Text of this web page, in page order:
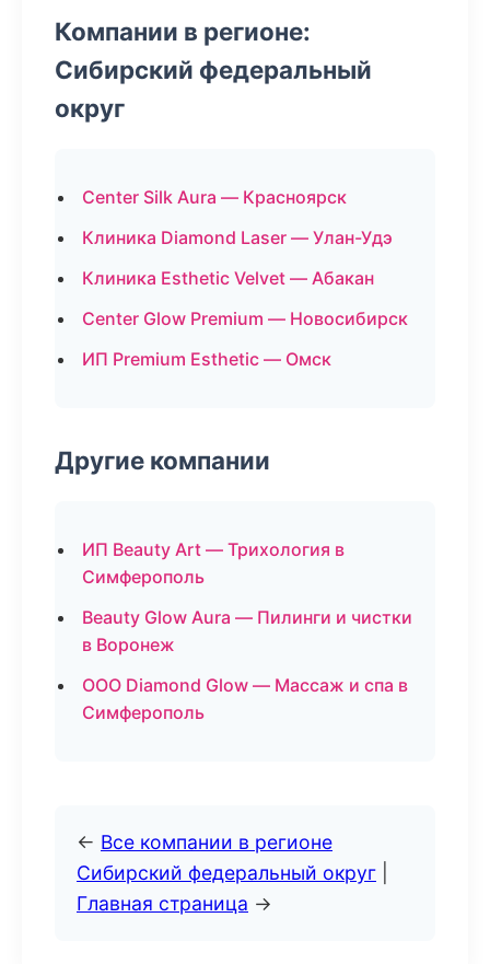
Компании в регионе:
Сибирский федеральный
округ
Center Silk Aura — Красноярск
Клиника Diamond Laser — Улан-Удэ
Клиника Esthetic Velvet — Абакан
Center Glow Premium — Новосибирск
ИП Premium Esthetic — Омск
Другие компании
ИП Beauty Art — Трихология в
Симферополь
Beauty Glow Aura — Пилинги и чистки
в Воронеж
ООО Diamond Glow — Массаж и спа в
Симферополь
← Все компании в регионе
Сибирский федеральный округ
Главная страница →